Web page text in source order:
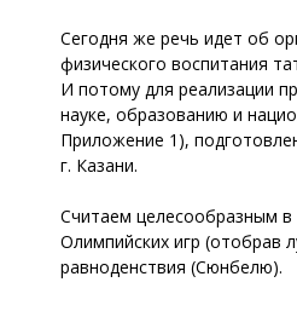
Сегодня же речь идет об
физического воспитания
И потому для реализации
науке, образованию и
Приложение 1),
г. Казани.
Считаем целесообразным в
Олимпийских игр (отобрав
равноденствия (Сюнбелю).